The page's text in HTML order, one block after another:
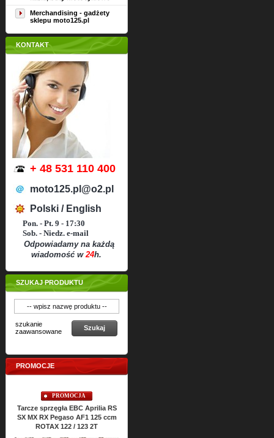
Merchandising - gadżety
sklepu moto125.pl
KONTAKT
+ 48 531 110 400
moto125.pl@o2.pl
Polski / English
Pon. - Pt. 9 - 17:30
Sob. - Niedz. e-mail
Odpowiadamy na każdą
wiadomość w24h.
SZUKAJ PRODUKTU
szukanie
zaawansowane
Szukaj
PROMOCJE
PROMOCJA
sprzęgła EBC Aprilia RS
MX RX Pegaso AF1 125 ccm
ROTAX 122 / 123 2T